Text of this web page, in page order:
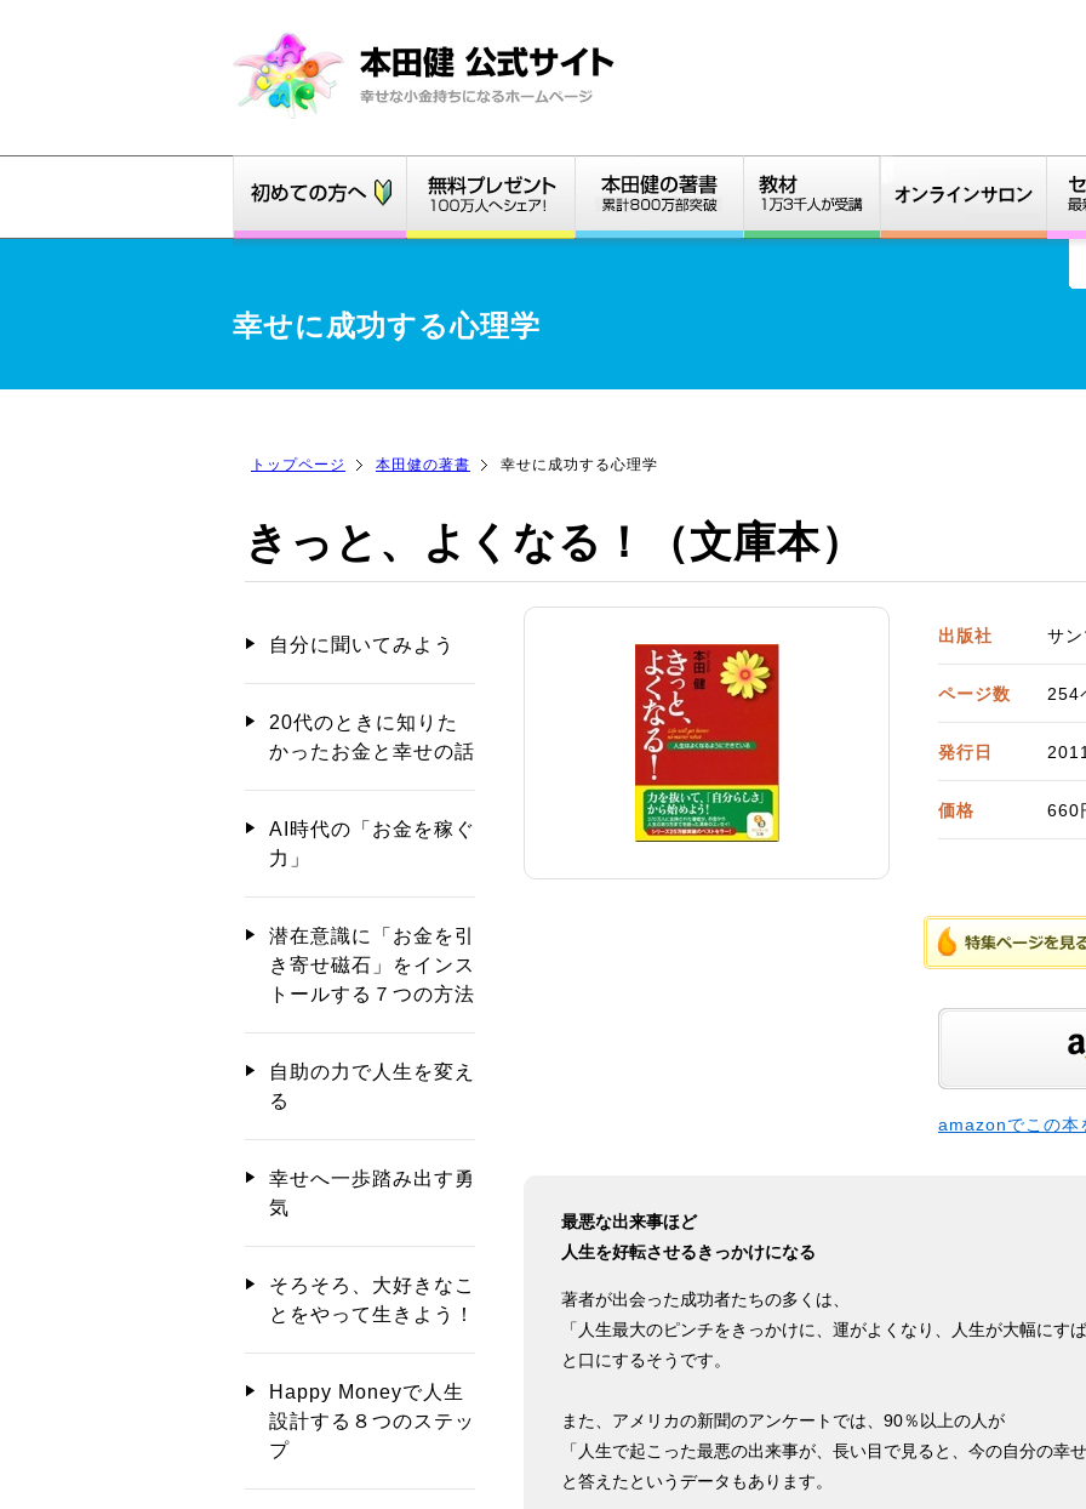
幸せに成功する心理学
トップページ 本田健の著書 幸せに成功する心理学
きっと、よくなる！（文庫本）
出版社 サ
ページ数 254
発行日
価格 660
amazonでこの本
最悪な出来事ほど
人生を好転させるきっかけになる
著者が出会った成功者たちの多くは、
「人生最大のピンチをきっかけに、運がよくなり、人生が大幅にす
と口にするそうです。
また、アメリカの新聞のアンケートでは、90％以上の人が
「人生で起こった最悪の出来事が、長い目で見ると、今の自分の幸
と答えたというデータもあります。
自分に聞いてみよう
20代のときに知りた
かったお金と幸せの話
AI時代の「お金を稼ぐ
力」
潜在意識に「お金を引
き寄せ磁石」をインス
トールする７つの方法
自助の力で人生を変え
る
幸せへ一歩踏み出す勇
気
そろそろ、大好きなこ
とをやって生きよう！
Happy Moneyで人生
設計する８つのステッ
プ